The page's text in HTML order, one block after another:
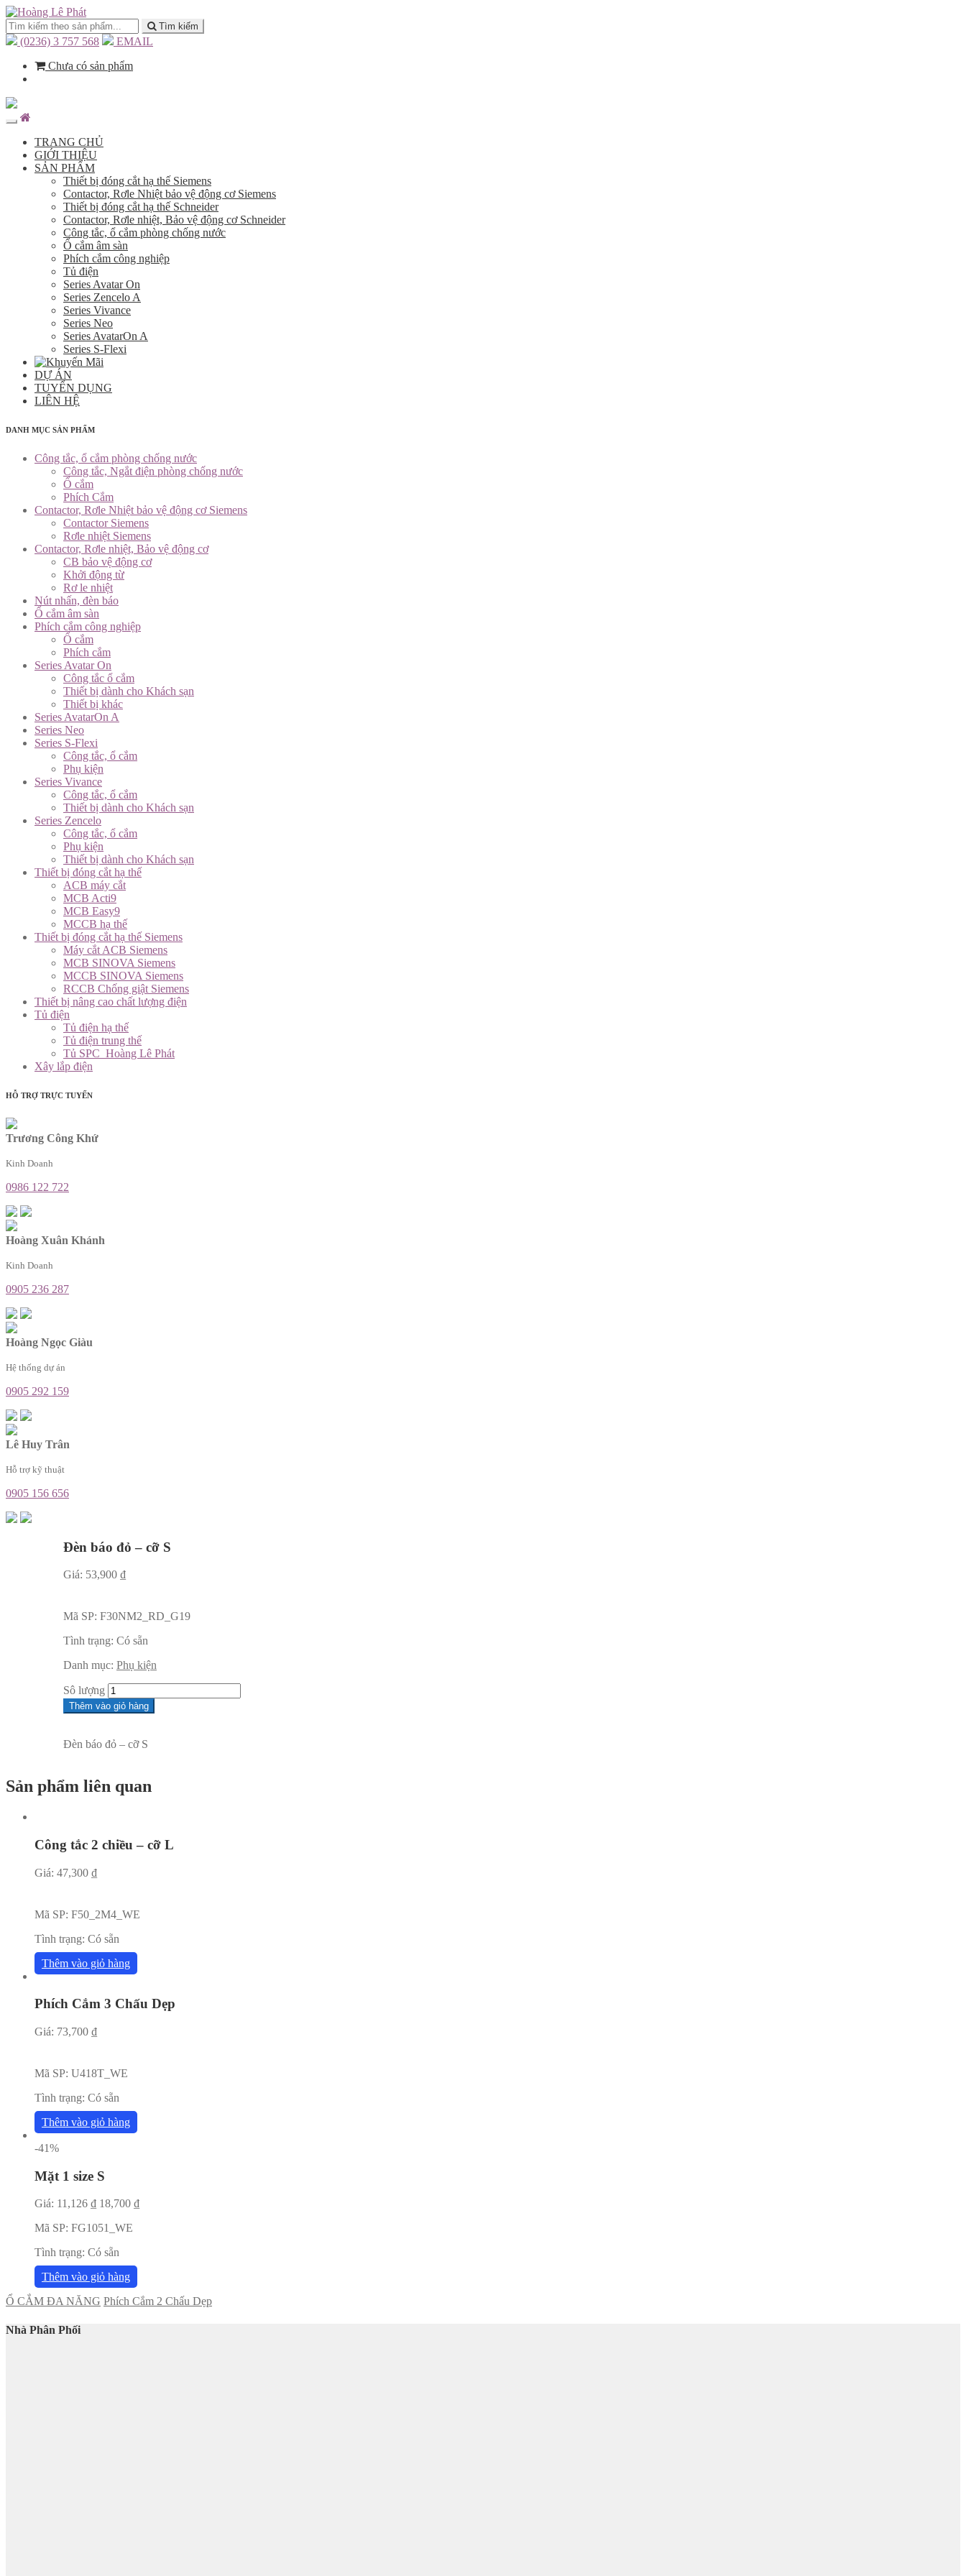
Tìm kiếm
(0236) 3 757 568
EMAIL
Chưa có sản phẩm
TRANG CHỦ
GIỚI THIỆU
SẢN PHẨM
Thiết bị đóng cắt hạ thế Siemens
Contactor, Rơle Nhiệt bảo vệ động cơ Siemens
Thiết bị đóng cắt hạ thế Schneider
Contactor, Rơle nhiệt, Bảo vệ động cơ Schneider
Công tắc, ổ cắm phòng chống nước
Ổ cắm âm sàn
Phích cắm công nghiệp
Tủ điện
Series Avatar On
Series Zencelo A
Series Vivance
Series Neo
Series AvatarOn A
Series S-Flexi
DỰ ÁN
TUYỂN DỤNG
LIÊN HỆ
DANH MỤC SẢN PHẨM
Công tắc, ổ cắm phòng chống nước
Công tắc, Ngắt điện phòng chống nước
Ổ cắm
Phích Cắm
Contactor, Rơle Nhiệt bảo vệ động cơ Siemens
Contactor Siemens
Rơle nhiệt Siemens
Contactor, Rơle nhiệt, Bảo vệ động cơ
CB bảo vệ động cơ
Khởi động từ
Rơ le nhiệt
Nút nhấn, đèn báo
Ổ cắm âm sàn
Phích cắm công nghiệp
Ổ cắm
Phích cắm
Series Avatar On
Công tắc ổ cắm
Thiết bị dành cho Khách sạn
Thiết bị khác
Series AvatarOn A
Series Neo
Series S-Flexi
Công tắc, ổ cắm
Phụ kiện
Series Vivance
Công tắc, ổ cắm
Thiết bị dành cho Khách sạn
Series Zencelo
Công tắc, ổ cắm
Phụ kiện
Thiết bị dành cho Khách sạn
Thiết bị đóng cắt hạ thế
ACB máy cắt
MCB Acti9
MCB Easy9
MCCB hạ thế
Thiết bị đóng cắt hạ thế Siemens
Máy cắt ACB Siemens
MCB SINOVA Siemens
MCCB SINOVA Siemens
RCCB Chống giật Siemens
Thiết bị nâng cao chất lượng điện
Tủ điện
Tủ điện hạ thế
Tủ điện trung thế
Tủ SPC_Hoàng Lê Phát
Xây lắp điện
HỖ TRỢ TRỰC TUYẾN
Trương Công Khứ
Kinh Doanh
0986 122 722
Hoàng Xuân Khánh
Kinh Doanh
0905 236 287
Hoàng Ngọc Giàu
Hệ thống dự án
0905 292 159
Lê Huy Trân
Hỗ trợ kỹ thuật
0905 156 656
Đèn báo đỏ – cỡ S
Giá: 53,900 ₫
Mã SP: F30NM2_RD_G19
Tình trạng: Có sẵn
Danh mục: Phụ kiện
Sô lượng
Thêm vào giỏ hàng
Đèn báo đỏ – cỡ S
Sản phẩm liên quan
Công tắc 2 chiều – cỡ L
Giá: 47,300 ₫
Mã SP: F50_2M4_WE
Tình trạng: Có sẵn
Thêm vào giỏ hàng
Phích Cắm 3 Chấu Dẹp
Giá: 73,700 ₫
Mã SP: U418T_WE
Tình trạng: Có sẵn
Thêm vào giỏ hàng
-41%
Mặt 1 size S
Giá: 11,126 ₫ 18,700 ₫
Mã SP: FG1051_WE
Tình trạng: Có sẵn
Thêm vào giỏ hàng
Ổ CẮM ĐA NĂNG Phích Cắm 2 Chấu Dẹp
Nhà Phân Phối